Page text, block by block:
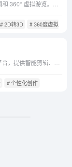
# 2D转3D # 360度虚拟游览
# 个性化创作